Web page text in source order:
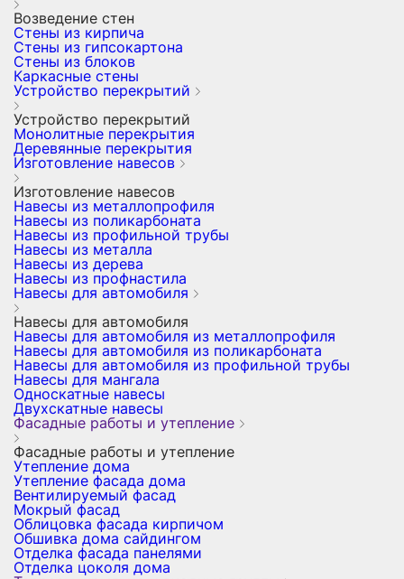
Возведение стен
Стены из кирпича
Стены из гипсокартона
Стены из блоков
Каркасные стены
Устройство перекрытий
Устройство перекрытий
Монолитные перекрытия
Деревянные перекрытия
Изготовление навесов
Изготовление навесов
Навесы из металлопрофиля
Навесы из поликарбоната
Навесы из профильной трубы
Навесы из металла
Навесы из дерева
Навесы из профнастила
Навесы для автомобиля
Навесы для автомобиля
Навесы для автомобиля из металлопрофиля
Навесы для автомобиля из поликарбоната
Навесы для автомобиля из профильной трубы
Навесы для мангала
Односкатные навесы
Двухскатные навесы
Фасадные работы и утепление
Фасадные работы и утепление
Утепление дома
Утепление фасада дома
Вентилируемый фасад
Мокрый фасад
Облицовка фасада кирпичом
Обшивка дома сайдингом
Отделка фасада панелями
Отделка цоколя дома